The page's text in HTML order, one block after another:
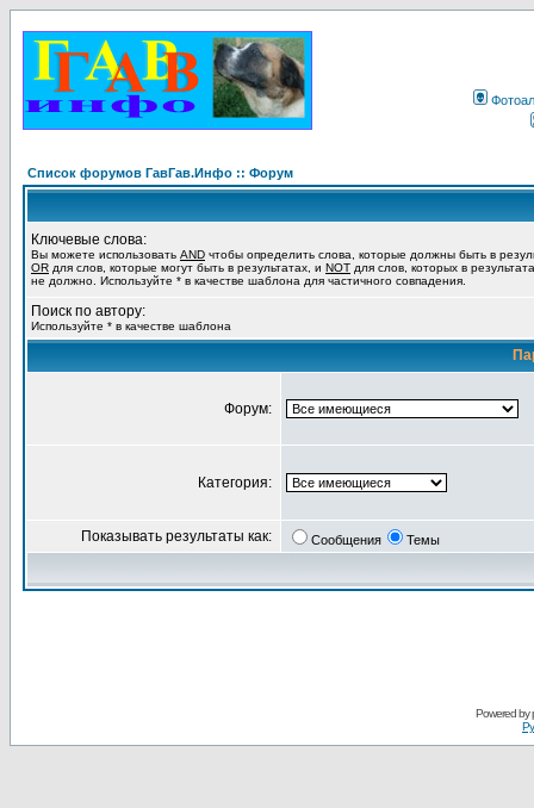
Список форумов ГавГав.Инфо :: Форум
Ключевые слова:
Вы можете использовать AND чтобы определить слова, которые должны быть в
OR для слов, которые могут быть в результатах, и NOT для слов, которых в
не должно. Используйте * в качестве шаблона для частичного совпадения.
Поиск по автору:
Используйте * в качестве шаблона
Форум:
Категория:
Показывать результаты как: Сообщения Темы
Powered by